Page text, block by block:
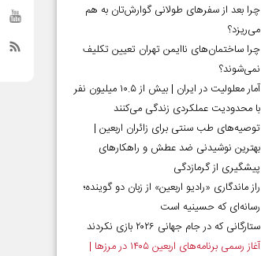
چرا بعد از سفرهای طولانی گوارش‌تان به هم
می‌ریزد؟
چرا ساختمان‌های ناایمن تهران تعیین تکلیف
نمی‌شوند؟
آمار معلولیت در ایران | بیش از ۱۰.۵ میلیون نفر
با محدودیت عملکردی زندگی می‌کنند
توصیه‌های طب سنتی برای زائران اربعین |
بهترین نوشیدنی ضد عطش و راهکارهای
پیشگیری از گرمازدگی
راز ماندگاری «رادیو اربعین» از زبان دو گوینده؛
رسانه‌ای که حسینیه است
ستارگانی که در جام جهانی ۲۰۲۶ بازی نکردند
آغاز رسمی برنامه‌های اربعین ۱۴۰۵ در مرز‌ها |